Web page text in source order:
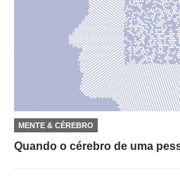
MENTE & CÉREBRO
Quando o cérebro de uma